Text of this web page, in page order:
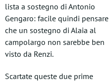
lista a sostegno di Antonio
Gengaro: facile quindi pensare
che un sostegno di Alaia al
campolargo non sarebbe ben
visto da Renzi.
Scartate queste due prime